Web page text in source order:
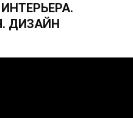
ДИЗАЙН